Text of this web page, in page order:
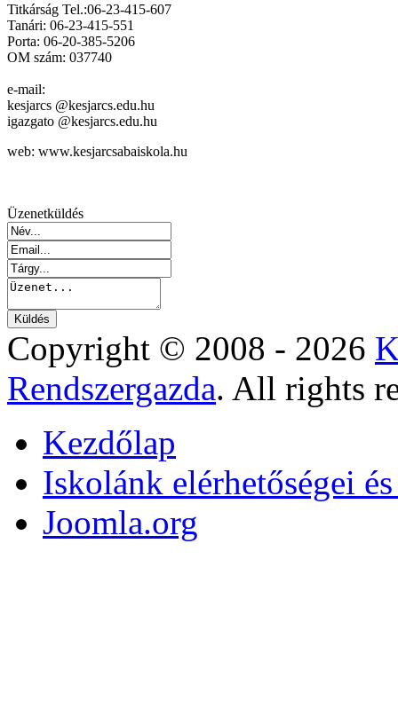
Titkárság Tel.:06-23-415-607
Tanári: 06-23-415-551
Porta: 06-20-385-5206
OM szám: 037740
e-mail:
kesjarcs @kesjarcs.edu.hu
igazgato @kesjarcs.edu.hu
web: www.kesjarcsabaiskola.hu
Üzenetküldés
Copyright © 2008 - 2026
Rendszergazda. All rights
Kezdőlap
Iskolánk elérhetőségei
Joomla.org